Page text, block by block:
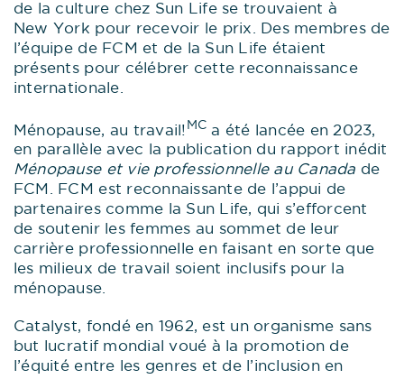
de la culture chez Sun Life se trouvaient à
New York pour recevoir le prix. Des membres de
l’équipe de FCM et de la Sun Life étaient
présents pour célébrer cette reconnaissance
internationale.
Ménopause, au travail! MC a été lancée en 2023,
en parallèle avec la publication du rapport inédit
Ménopause et vie professionnelle au Canada de
FCM. FCM est reconnaissante de l’appui de
partenaires comme la Sun Life, qui s’efforcent
de soutenir les femmes au sommet de leur
carrière professionnelle en faisant en sorte que
les milieux de travail soient inclusifs pour la
ménopause.
Catalyst, fondé en 1962, est un organisme sans
but lucratif mondial voué à la promotion de
l’équité entre les genres et de l’inclusion en